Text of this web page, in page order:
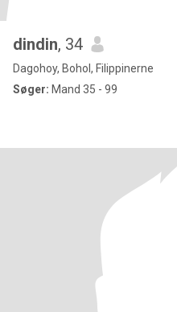
dindin, 34
Dagohoy, Bohol, Filippinerne
Søger: Mand 35 - 99